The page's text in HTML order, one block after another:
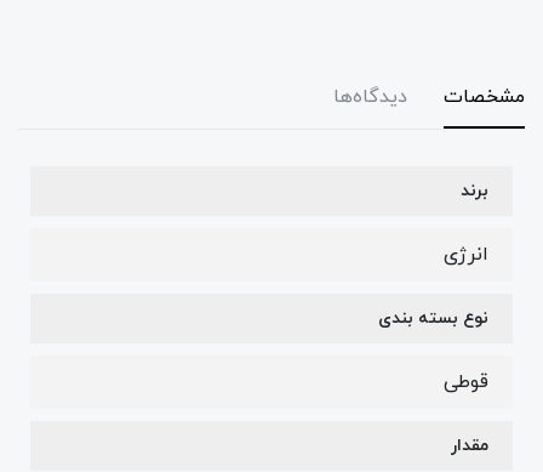
مشخصات دیدگاه‌ها
برند
انرژی
نوع بسته بندی
قوطی
مقدار